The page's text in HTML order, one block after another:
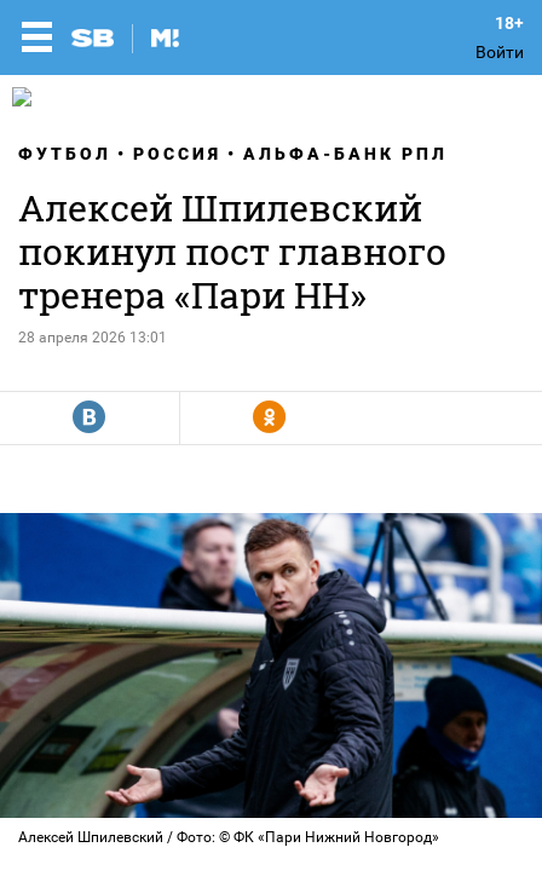
Войти
ФУТБОЛ РОССИЯ АЛЬФА-БАНК РПЛ
Алексей Шпилевский
покинул пост главного
тренера «Пари НН»
28 апреля 2026 13:01
R Y
Алексей Шпилевский / Фото: © ФК «Пари Нижний Новгород»